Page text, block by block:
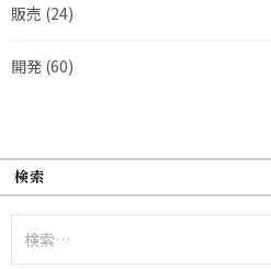
販売 (24)
開発 (60)
検索
索: